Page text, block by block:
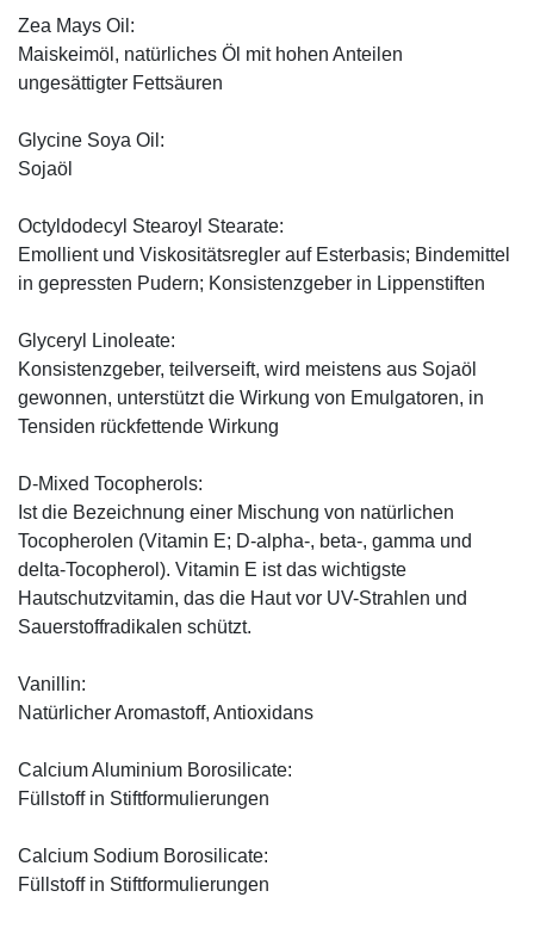
Zea Mays Oil:
Maiskeimöl, natürliches Öl mit hohen Anteilen
ungesättigter Fettsäuren
Glycine Soya Oil:
Sojaöl
Octyldodecyl Stearoyl Stearate:
Emollient und Viskositätsregler auf Esterbasis; Bindemittel
in gepressten Pudern; Konsistenzgeber in Lippenstiften
Glyceryl Linoleate:
Konsistenzgeber, teilverseift, wird meistens aus Sojaöl
gewonnen, unterstützt die Wirkung von Emulgatoren, in
Tensiden rückfettende Wirkung
D-Mixed Tocopherols:
Ist die Bezeichnung einer Mischung von natürlichen
Tocopherolen (Vitamin E; D-alpha-, beta-, gamma und
delta-Tocopherol). Vitamin E ist das wichtigste
Hautschutzvitamin, das die Haut vor UV-Strahlen und
Sauerstoffradikalen schützt.
Vanillin:
Natürlicher Aromastoff, Antioxidans
Calcium Aluminium Borosilicate:
Füllstoff in Stiftformulierungen
Calcium Sodium Borosilicate:
Füllstoff in Stiftformulierungen